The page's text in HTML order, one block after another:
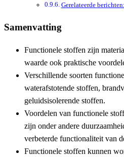
Gerelateerde berichten:
Samenvatting
Functionele stoffen zijn
waarde ook praktische
Verschillende soorten
waterafstotende stoffen,
geluidsisolerende stoffen.
Voordelen van functionele
zijn onder andere
verbeterde functionaliteit van
Functionele stoffen kunnen